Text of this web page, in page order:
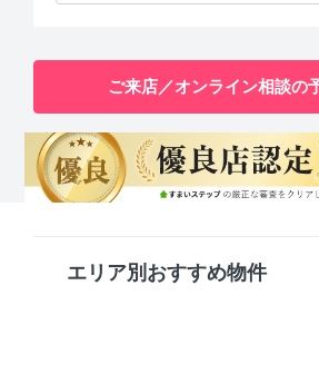
ご来店／オンライン相談の
エリア別おすすめ物件